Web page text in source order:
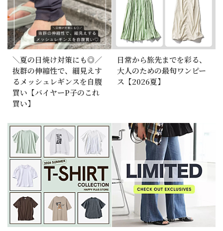
＼夏の日焼け対策にも◎／
抜群の伸縮性で、細見えす
るメッシュレギンスを自腹
買い【バイヤーP子のこれ
買い】
日常から旅先までを彩る、
大人のための最旬ワンピー
ス【2026夏】